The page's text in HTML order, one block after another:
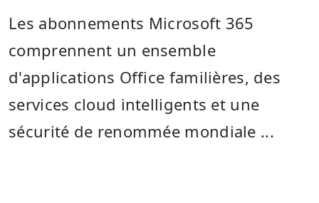
Les abonnements Microsoft 365
comprennent un ensemble
d'applications Office familières, des
services cloud intelligents et une
sécurité de renommée mondiale ...